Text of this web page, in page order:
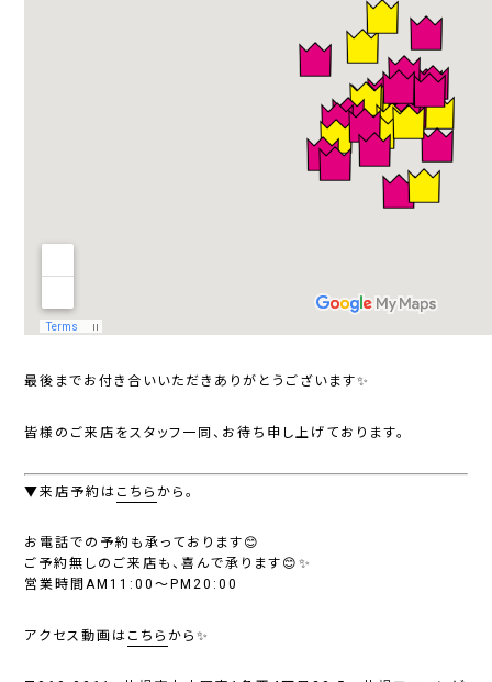
最後までお付き合いいただきありがとうございます✨
皆様のご来店をスタッフ一同、お待ち申し上げております。
▼来店予約は こちら から。
お電話での予約も承っております😊
ご予約無しのご来店も、喜んで承ります😊✨
営業時間AM11:00～PM20:00
アクセス動画は こちら から✨